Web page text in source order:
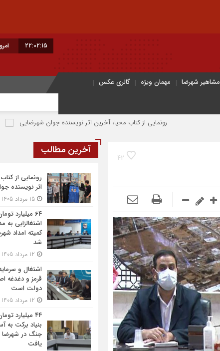
22:02:16 امروز
مشاهیر شهرضا مهمان ویژه
گالری عکس
رونمایی از کتاب محیا، آخرین اثر نویسنده جوان شهرضایی ۶۴ میلیارد تومان تسهیلات اشتغالزایی به مددجویان کمیته امداد شهرضا پرداخت شد
42
آخرین مطالب
رونمایی از
اثر نویسنده
۶۴ میلیارد
اشتغالزایی به
کمیته امداد
شد
اشتغال و
قرمز و دغدغه
دولت است
۴۴ میلیارد
بنیاد برکت به
جنگ در
یافت